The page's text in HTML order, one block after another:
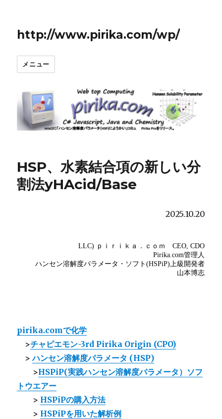
http://www.pirika.com/wp/
メニュー
HSP、水素結合項の新しい分
割法yHAcid/Base
2025.10.20
pirika.comで化学
>チャピエモン-3rd Pirika Origin (CPO)
>ハンセン溶解度パラメータ (HSP)
>HSPiP(実践ハンセン溶解度パラメータ）ソフ
トウエアー
> HSPiPの購入方法
> HSPiPを用いた解析例